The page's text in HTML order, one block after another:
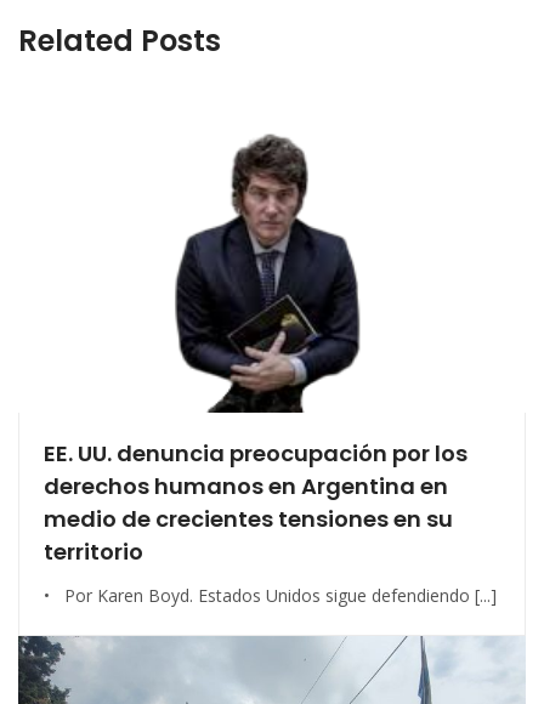
Related Posts
EE. UU. denuncia preocupación por los
derechos humanos en Argentina en
medio de crecientes tensiones en su
territorio
• Por Karen Boyd. Estados Unidos sigue defendiendo [...]